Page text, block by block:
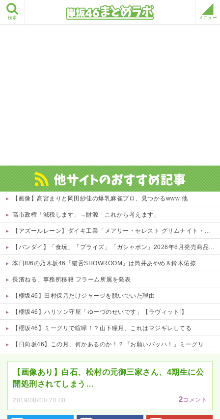
検索 メニュー
【画像】高宮まりと岡田紗佳の爆乳麻雀プロ、見つかるwww 他
高市政権「減税します」→財源「これから考えます」
【アズールレーン】ダイキ工業「メアリー・セレスト グリムナイト・リーパー」フィギュア【10日予約開始】
【バンダイ】「食玩」「プライズ」「ガシャポン」2026年8月発売商品【発売スケジュール】
本日8/6の乃木坂46「猫舌SHOWROOM」は筒井あやめ＆鈴木佑捺
長濱ねる、事務所移籍 フラーム所属を発表
【櫻坂46】田村保乃だけジャージを脱いでいた理由
【櫻坂46】ハリソン守屋「ゆーづのせいです」【ラヴィット!】
【櫻坂46】ミーグリで喧嘩！？山下瞳月、これはマジギレしてる
【日向坂46】この月、何かあるのか！？『お願いバッハ！』ミーグリ日程がこちら
【画像あり】白石、松村の元御三家さん、4期生に公
開処刑されてしまう…
2019/08/03/ 20:00 2コメント